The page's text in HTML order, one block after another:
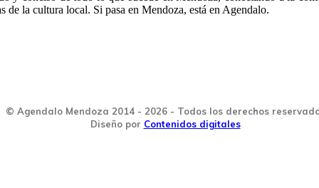
de la cultura local. Si pasa en Mendoza, está en Agendalo.
© Agendalo Mendoza 2014 - 2026 - Todos los derechos
Diseño por Contenidos digitales